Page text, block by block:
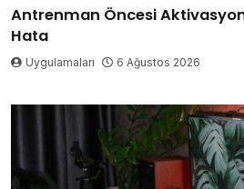
Antrenman Öncesi
Hata
Uygulamaları 6 Ağustos 2026